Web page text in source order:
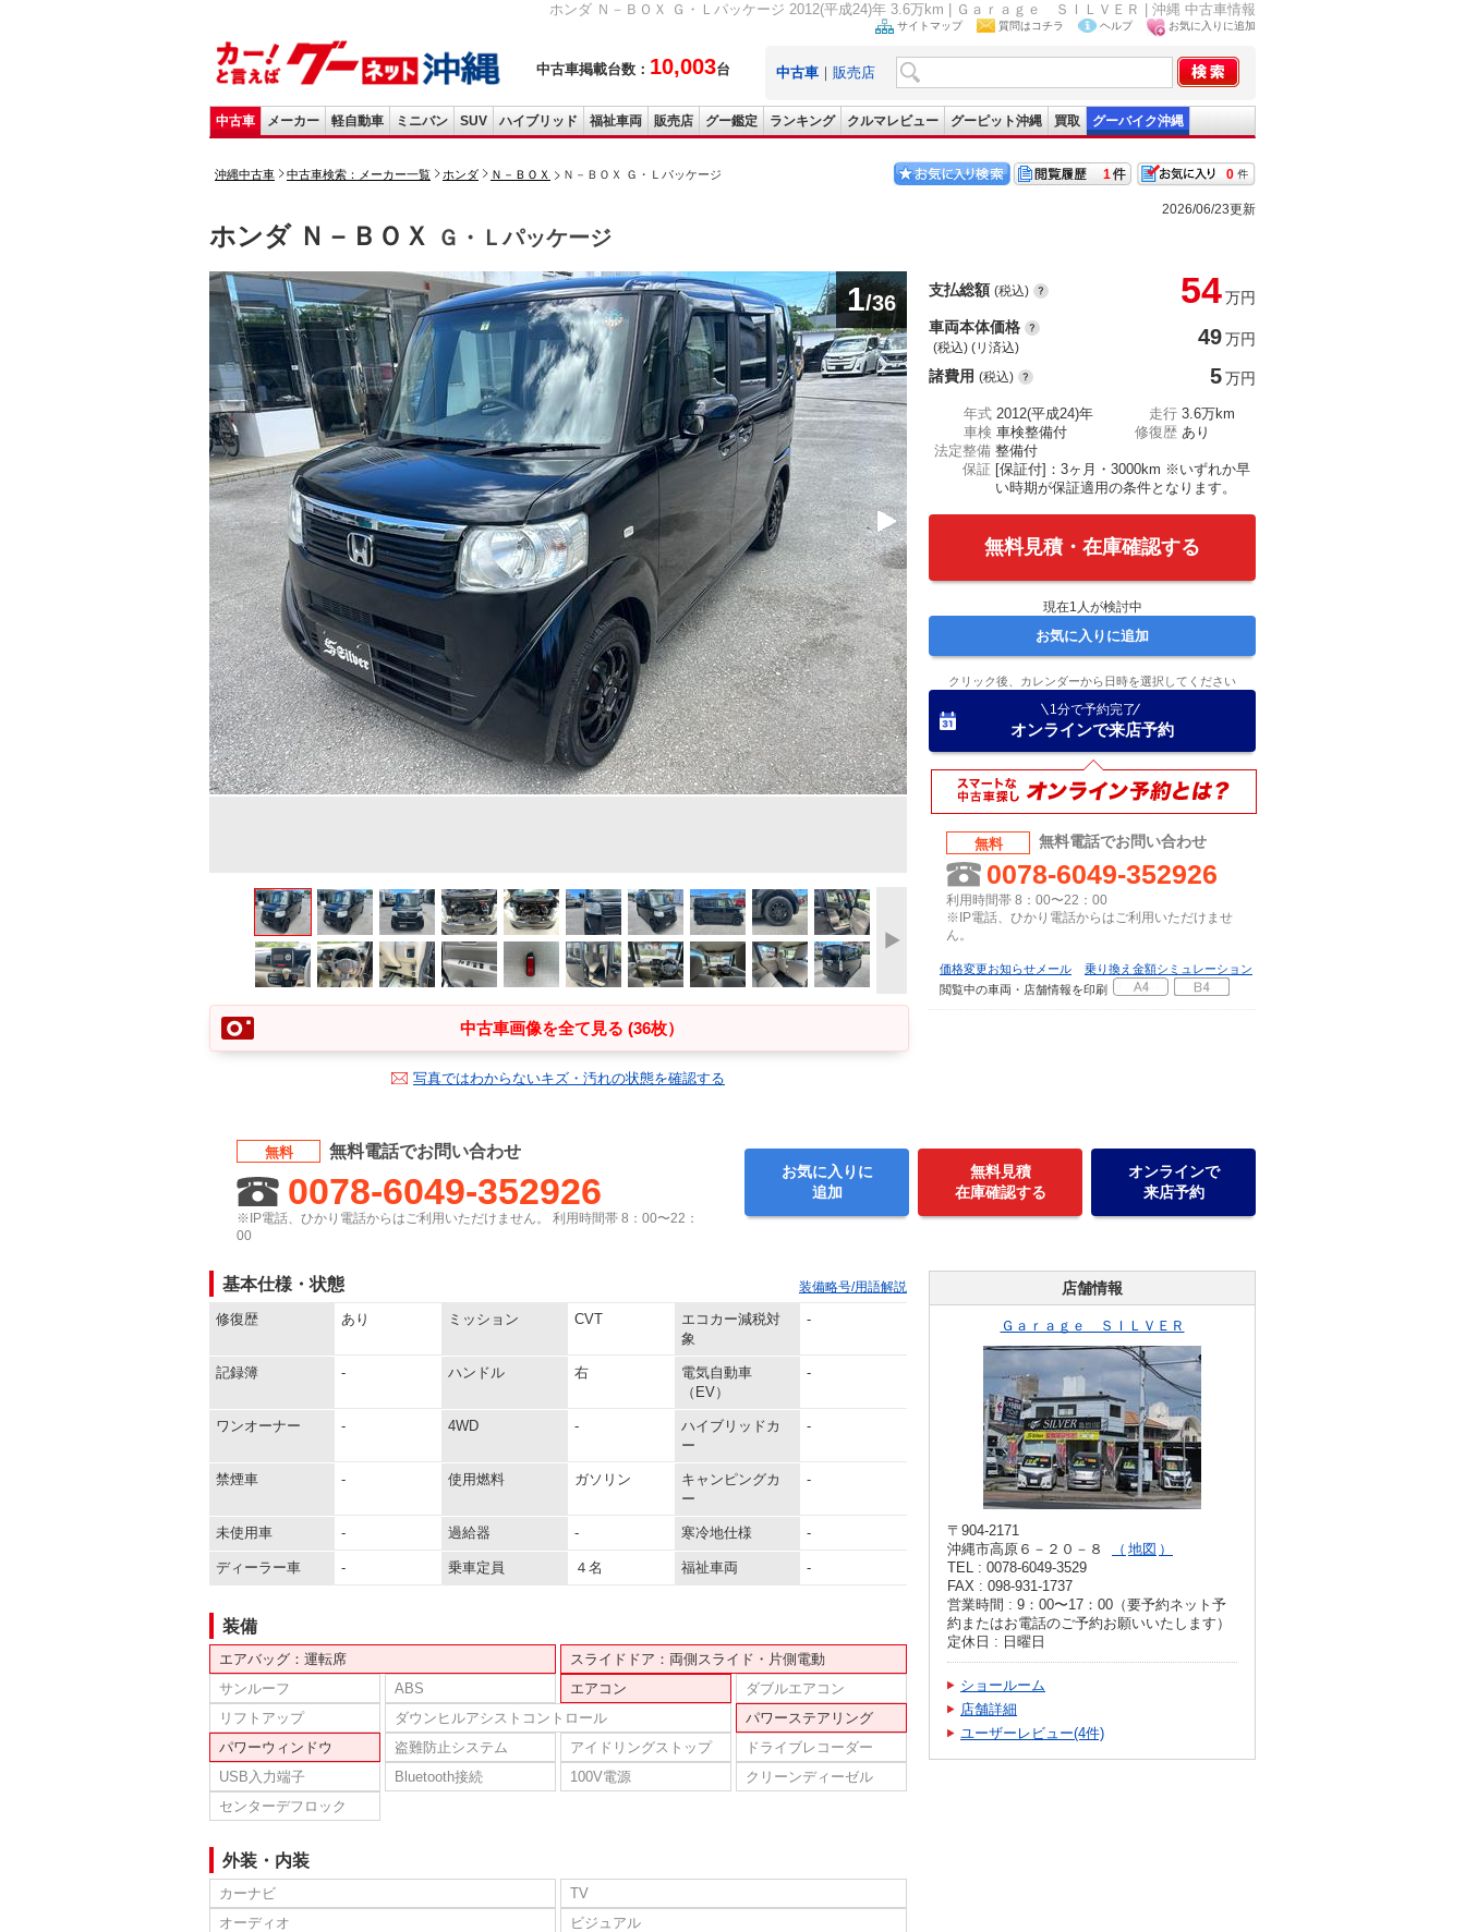
ホンダ Ｎ－ＢＯＸ Ｇ・Ｌパッケージ 2012(平成24)年 3.6万km | Ｇａｒａｇｅ ＳＩＬＶＥＲ | 沖縄 中古車情報
中古車掲載台数： 10,003台
サイトマップ 質問はコチラ ヘルプ お気に入りに追加
中古車 ｜ 販売店
中古車 メーカー 軽自動車 ミニバン SUV ハイブリッド 福祉車両 販売店 グー鑑定 ランキング クルマレビュー グーピット沖縄 買取 グーバイク沖縄
沖縄中古車 中古車検索：メーカー一覧 ホンダ Ｎ－ＢＯＸ Ｎ－ＢＯＸ Ｇ・Ｌパッケージ 0
1
2026/06/23更新
ホンダ Ｎ－ＢＯＸ Ｇ・Ｌパッケージ
1/36
中古車画像を全て見る (36枚）
写真ではわからないキズ・汚れの状態を確認する
支払総額 (税込) 54万円
車両本体価格
(税込) (リ済込) 49万円
諸費用 (税込) 5万円
年式 2012(平成24)年 走行 3.6万km
車検 車検整備付 修復歴 あり
法定整備 整備付
保証 [保証付]：3ヶ月・3000km ※いずれか早
い時期が保証適用の条件となります。
無料見積・在庫確認する
現在1 人が検討中
お気に入りに追加
クリック後、カレンダーから日時を選択してください
1分で予約完了
オンラインで来店予約
無料 無料電話でお問い合わせ
0078-6049-352926
利用時間帯 8：00〜22：00
※IP電話、ひかり電話からはご利用いただけませ
ん。
価格変更お知らせメール
乗り換え金額シミュレーション
閲覧中の車両・店舗情報を印刷
無料 無料電話でお問い合わせ
0078-6049-352926
※IP電話、ひかり電話からはご利用いただけません。 利用時間帯 8：00〜22：
00
お気に入りに
追加
無料見積
在庫確認する
オンラインで
来店予約
基本仕様・状態 装備略号/用語解説
修復歴 あり ミッション CVT
エコカー減税対
象
-
記録簿 - ハンドル 右
電気自動車
（EV）
-
ワンオーナー - 4WD -
ハイブリッドカ
ー
-
禁煙車 - 使用燃料 ガソリン
キャンピングカ
ー
-
未使用車 - 過給器 - 寒冷地仕様 -
ディーラー車 - 乗車定員 ４名 福祉車両 -
装備
エアバッグ：運転席
スライドドア：両側スライド・片側電動
サンルーフ
ABS エアコン
ダブルエアコン
リフトアップ
ダウンヒルアシストコントロール
パワーステアリング
パワーウィンドウ
盗難防止システム アイドリングストップ
ドライブレコーダー
USB入力端子
Bluetooth接続 100V電源
クリーンディーゼル
センターデフロック
外装・内装
カーナビ
TV
オーディオ
ビジュアル
店舗情報
Ｇａｒａｇｅ ＳＩＬＶＥＲ
〒904-2171
沖縄市高原６－２０－８
地図
TEL : 0078-6049-3529
FAX : 098-931-1737
営業時間 : 9：00〜17：00（要予約ネット予
約またはお電話のご予約お願いいたします）
定休日 : 日曜日
ショールーム
店舗詳細
ユーザーレビュー(4件)